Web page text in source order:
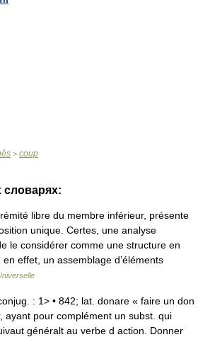
> coup
словарях:
libre du membre inférieur, présente
unique. Certes, une analyse
le considérer comme une structure en
effet, un assemblage d’éléments
: 1> • 842; lat. donare « faire un don
ayant pour complément un subst. qui
généralt au verbe d action. Donner